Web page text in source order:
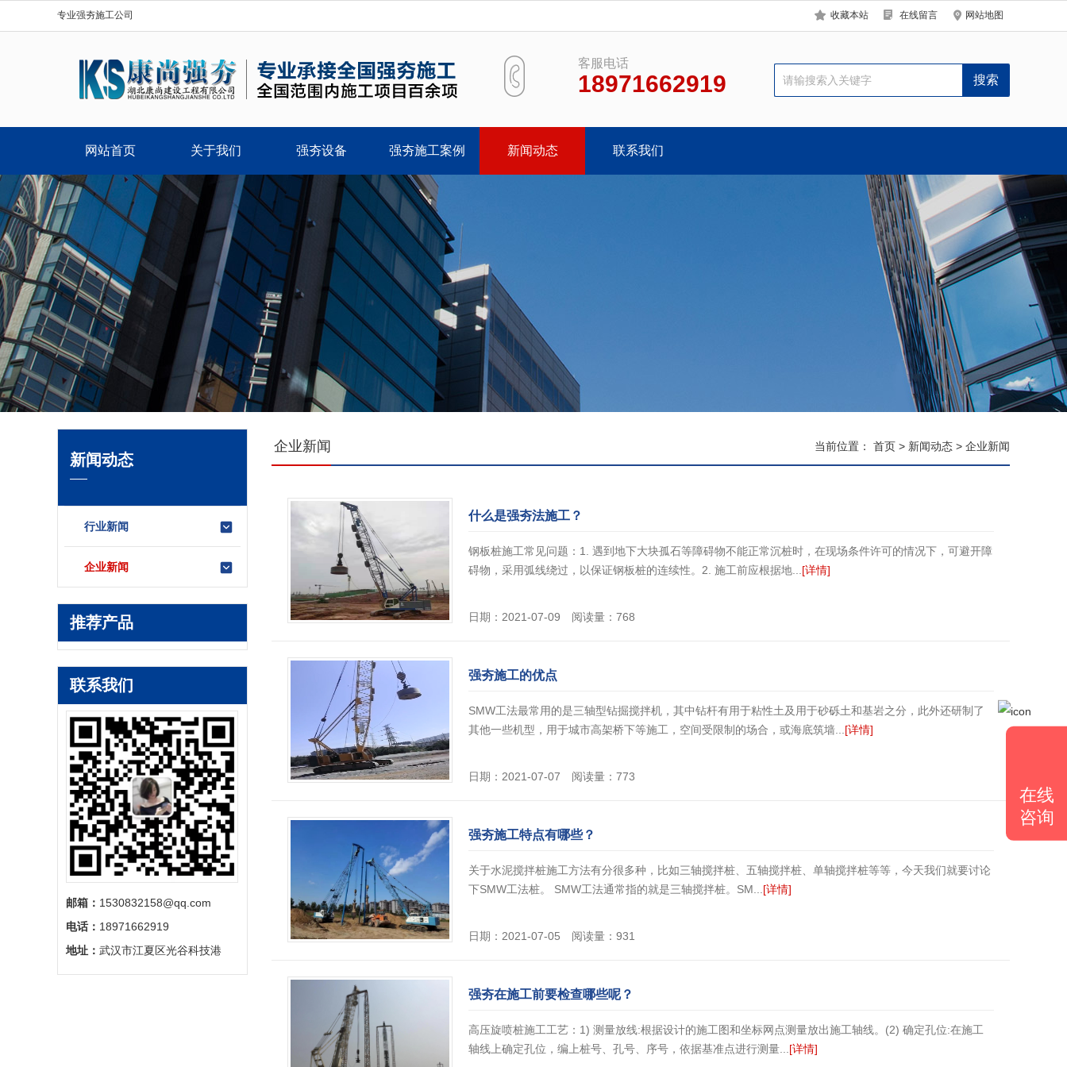
专业强夯施工公司 收藏本站 在线留言 网站地图
客服电话
18971662919
网站首页 关于我们 强夯设备 强夯施工案例 新闻动态 联系我们
新闻动态
行业新闻
企业新闻
推荐产品
联系我们
邮箱： 1530832158@qq.com
电话： 18971662919
地址： 武汉市江夏区光谷科技港
当前位置： 首页 > 新闻动态 > 企业新闻
企业新闻
什么是强夯法施工？
钢板桩施工常见问题：1. 遇到地下大块孤石等障碍物不能正常沉桩时，在现场条件许可的情况下，可避开障
碍物，采用弧线绕过，以保证钢板桩的连续性。2. 施工前应根据地... [详情]
日期：2021-07-09 阅读量：768
强夯施工的优点
SMW工法最常用的是三轴型钻掘搅拌机，其中钻杆有用于粘性土及用于砂砾土和基岩之分，此外还研制了
其他一些机型，用于城市高架桥下等施工，空间受限制的场合，或海底筑墙... [详情]
日期：2021-07-07 阅读量：773
强夯施工特点有哪些？
关于水泥搅拌桩施工方法有分很多种，比如三轴搅拌桩、五轴搅拌桩、单轴搅拌桩等等，今天我们就要讨论
下SMW工法桩。 SMW工法通常指的就是三轴搅拌桩。SM... [详情]
日期：2021-07-05 阅读量：931
强夯在施工前要检查哪些呢？
高压旋喷桩施工工艺：1) 测量放线:根据设计的施工图和坐标网点测量放出施工轴线。(2) 确定孔位:在施工
轴线上确定孔位，编上桩号、孔号、序号，依据基准点进行测量... [详情]
在线
咨询